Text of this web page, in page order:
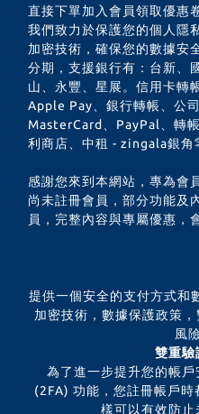
直接下單加入會員領取優惠
我們致力於保護您的個人隱
加密技術，確保您的數據安
分期，支援銀行有：台新、
山、永豐、星展。信用卡轉
Apple Pay、銀行轉帳、公
MasterCard、PayPal、轉
利商店、中租 - zingala銀角
感謝您來到本網站，專為會
尚未註冊會員，部分功能及
員，完整內容與專屬優惠，
提供一個安全的支付方式和
加密技術，數據保護政策
風
雙重驗
為了進一步提升您的帳
(2FA) 功能，您註冊帳戶
樣可以有效防止